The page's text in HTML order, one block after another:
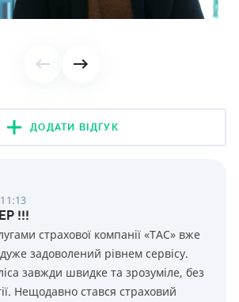
ДОДАТИ ВІДГУК
!!!
страхової компанії «ТАС» вже
задоволений рівнем сервісу.
завжди швидке та зрозуміле, без
Нещодавно стався страховий